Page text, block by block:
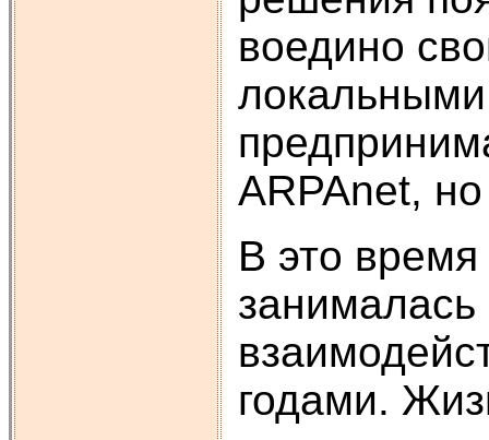
воедино
ARPAnet,
В это
занималась
годами.